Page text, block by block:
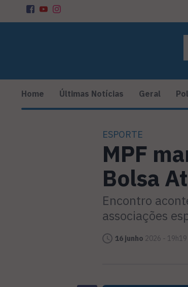
Home Últimas Notícias Geral
ESPORTE
MPF
Bolsa
Encontro
associações
16 junho 2026 - 19h19